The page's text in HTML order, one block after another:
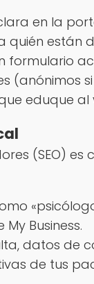
en la
quién están
formulario
(anónimos
eduque al
(SEO)
Business.
datos de
de tus